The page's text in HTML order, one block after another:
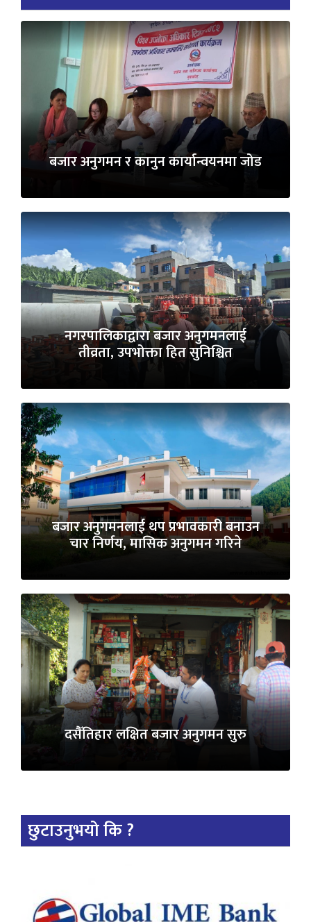
बजार अनुगमन र कानुन कार्यान्वयनमा जोड
नगरपालिकाद्वारा बजार अनुगमनलाई
तीव्रता, उपभोक्ता हित सुनिश्चित
बजार अनुगमनलाई थप प्रभावकारी बनाउन
चार निर्णय, मासिक अनुगमन गरिने
दसैँतिहार लक्षित बजार अनुगमन सुरु
छुटाउनुभयो कि ?